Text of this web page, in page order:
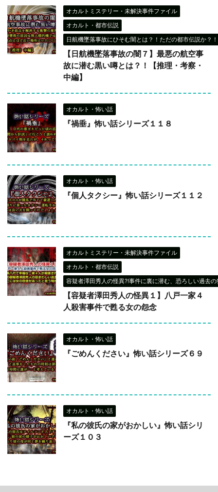
オカルトミステリー・未解決事件ファイル
オカルト・都市伝説
日航機墜落事故にひそむ闇とは？！ただの都市伝説か？
【日航機墜落事故の闇７】最悪の航空事
故に潜む黒い噂とは？！【推理・考察・
中編】
オカルト・怖い話
『禍垂』怖い話シリーズ１１８
オカルト・怖い話
『個人タクシー』怖い話シリーズ１１２
オカルトミステリー・未解決事件ファイル
オカルト・都市伝説
容疑者澤田秀人の怪異?!事件に裏に潜む、恐ろしい過去
【容疑者澤田秀人の怪異１】八戸一家４
人殺害事件で甦る女の怨念
オカルト・怖い話
『ごめんください』怖い話シリーズ６９
オカルト・怖い話
『私の彼氏の家がおかしい』怖い話シリ
ーズ１０３